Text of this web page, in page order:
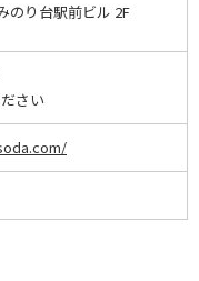
のり台駅前ビル 2F
さい